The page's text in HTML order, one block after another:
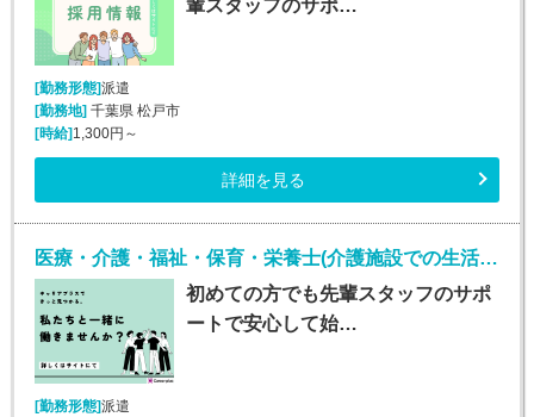
輩スタッフのサポ…
[勤務形態]派遣
[勤務地]千葉県 松戸市
[時給]1,300円～
詳細を見る
医療・介護・福祉・保育・栄養士(介護施設での生活介助(介護スタッフ)/小山)
初めての方でも先輩スタッフのサポ
ートで安心して始…
[勤務形態]派遣